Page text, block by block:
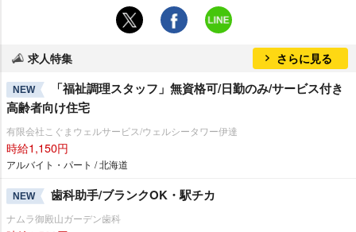
求人特集 さらに見る
NEW
「福祉調理スタッフ」無資格可/日勤のみ/サービス付き
高齢者向け住宅
有限会社こぐまウェルサービス/ウェルシータワー伊達
時給1,150円
アルバイト・パート / 北海道
NEW 歯科助手/ブランクOK・駅チカ
ナムラ御殿山ガーデン歯科